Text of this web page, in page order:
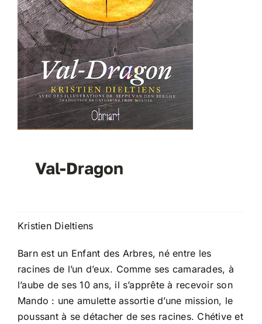
Val-Dragon
Kristien Dieltiens
Barn est un Enfant des Arbres, né entre les
racines de l’un d’eux. Comme ses camarades, à
l’aube de ses 10 ans, il s’apprête à recevoir son
Mando : une amulette assortie d’une mission, le
poussant à se détacher de ses racines. Chétive et